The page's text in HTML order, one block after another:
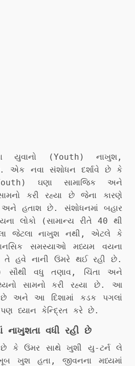
યુવાનો (Youth) નાખુશ,
એક નવા સંશોધન દર્શાવે છે કે
ઘણા સામાજિક અને
કરી રહ્યા છે જેના કારણે
હતાશ છે. સંશોધનમાં બહાર
લોકો (સામાન્ય રીતે 40 થી
જેટલા નાખુશ નથી, એટલે કે
સમસ્યાઓ મધ્યમ વયના
તે હવે નાની ઉંમરે થઈ રહી છે.
સૌથી વધુ તણાવ, ચિંતા અને
સામનો કરી રહ્યા છે. આ
અને આ દિશામાં કડક પગલાં
ધ્યાન કેન્દ્રિત કરે છે.
નાખુશતા વધી રહી છે
છે કે ઉંમર સાથે ખુશી યુ-ટર્ન લે
ખુશ હતા, જીવનના મધ્યમાં